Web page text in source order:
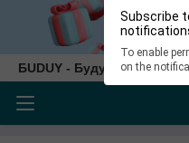
Subscribe
To enable
on the
БUDUY - Будуй як собі!